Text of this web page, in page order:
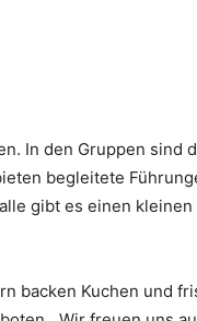
In den Gruppen sind
begleitete
gibt es einen
backen Kuchen und